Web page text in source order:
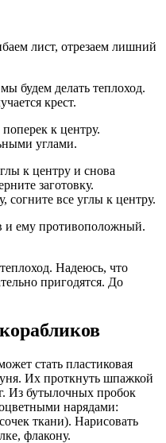
лист, отрезаем лишний
будем делать теплоход.
крест.
к центру.
углами.
к центру и снова
заготовку.
все углы к центру.
и ему противоположный.
Надеюсь, что
пригодятся. До
стать пластиковая
Их проткнуть шпажкой
Из бутылочных пробок
нарядами:
ткани). Нарисовать
флакону.